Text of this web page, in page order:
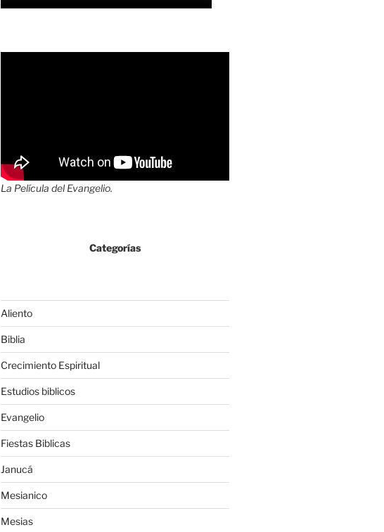
La Película del Evangelio.
Categorías
Aliento
Biblia
Crecimiento Espiritual
Estudios biblicos
Evangelio
Fiestas Biblicas
Janucá
Mesianico
Mesias